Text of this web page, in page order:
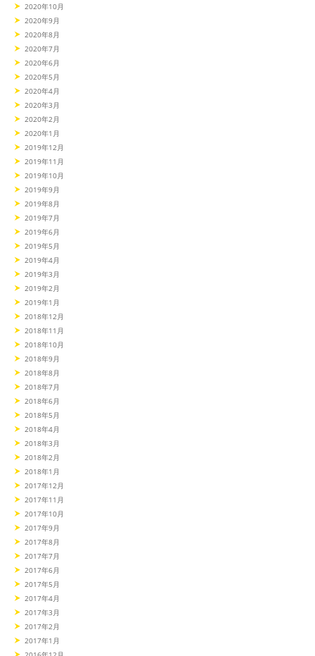
2020年10月
2020年9月
2020年8月
2020年7月
2020年6月
2020年5月
2020年4月
2020年3月
2020年2月
2020年1月
2019年12月
2019年11月
2019年10月
2019年9月
2019年8月
2019年7月
2019年6月
2019年5月
2019年4月
2019年3月
2019年2月
2019年1月
2018年12月
2018年11月
2018年10月
2018年9月
2018年8月
2018年7月
2018年6月
2018年5月
2018年4月
2018年3月
2018年2月
2018年1月
2017年12月
2017年11月
2017年10月
2017年9月
2017年8月
2017年7月
2017年6月
2017年5月
2017年4月
2017年3月
2017年2月
2017年1月